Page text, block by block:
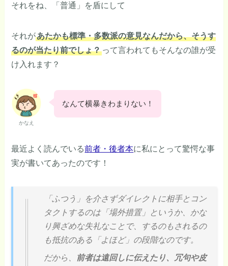
それをね、「普通」を盾にして
それがあたかも標準・多数派の意見なんだから、そうす
るのが当たり前でしょ？ って言われてもそんなの誰が受
け入れます？
かなえ
なんて横暴きわまりない！
最近よく読んでいる前者・後者本に私にとって驚愕な事
実が書いてあったのです！
「ふつう」を介さずダイレクトに相手とコン
タクトするのは「場外措置」というか、かな
り興ざめな失礼なことで、するのもされるの
も抵抗のある「よほど」の段階なのです。
だから、 前者は遠回しに伝えたり、冗句や皮